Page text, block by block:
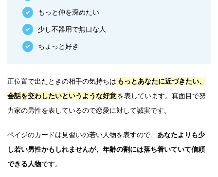
もっと仲を深めたい
少し不器用で無口な人
ちょっと好き
正位置で出たときの相手の気持ちは もっとあなたに近づきたい、
会話を交わしたいというような好意を表しています。真面目で努
力家の男性を表しているので恋愛に対して誠実です。
ペイジのカードは見習いの若い人物を表すので、 あなたよりも少
し若い男性かもしれませんが、年齢の割には落ち着いていて信頼
できる人物です。